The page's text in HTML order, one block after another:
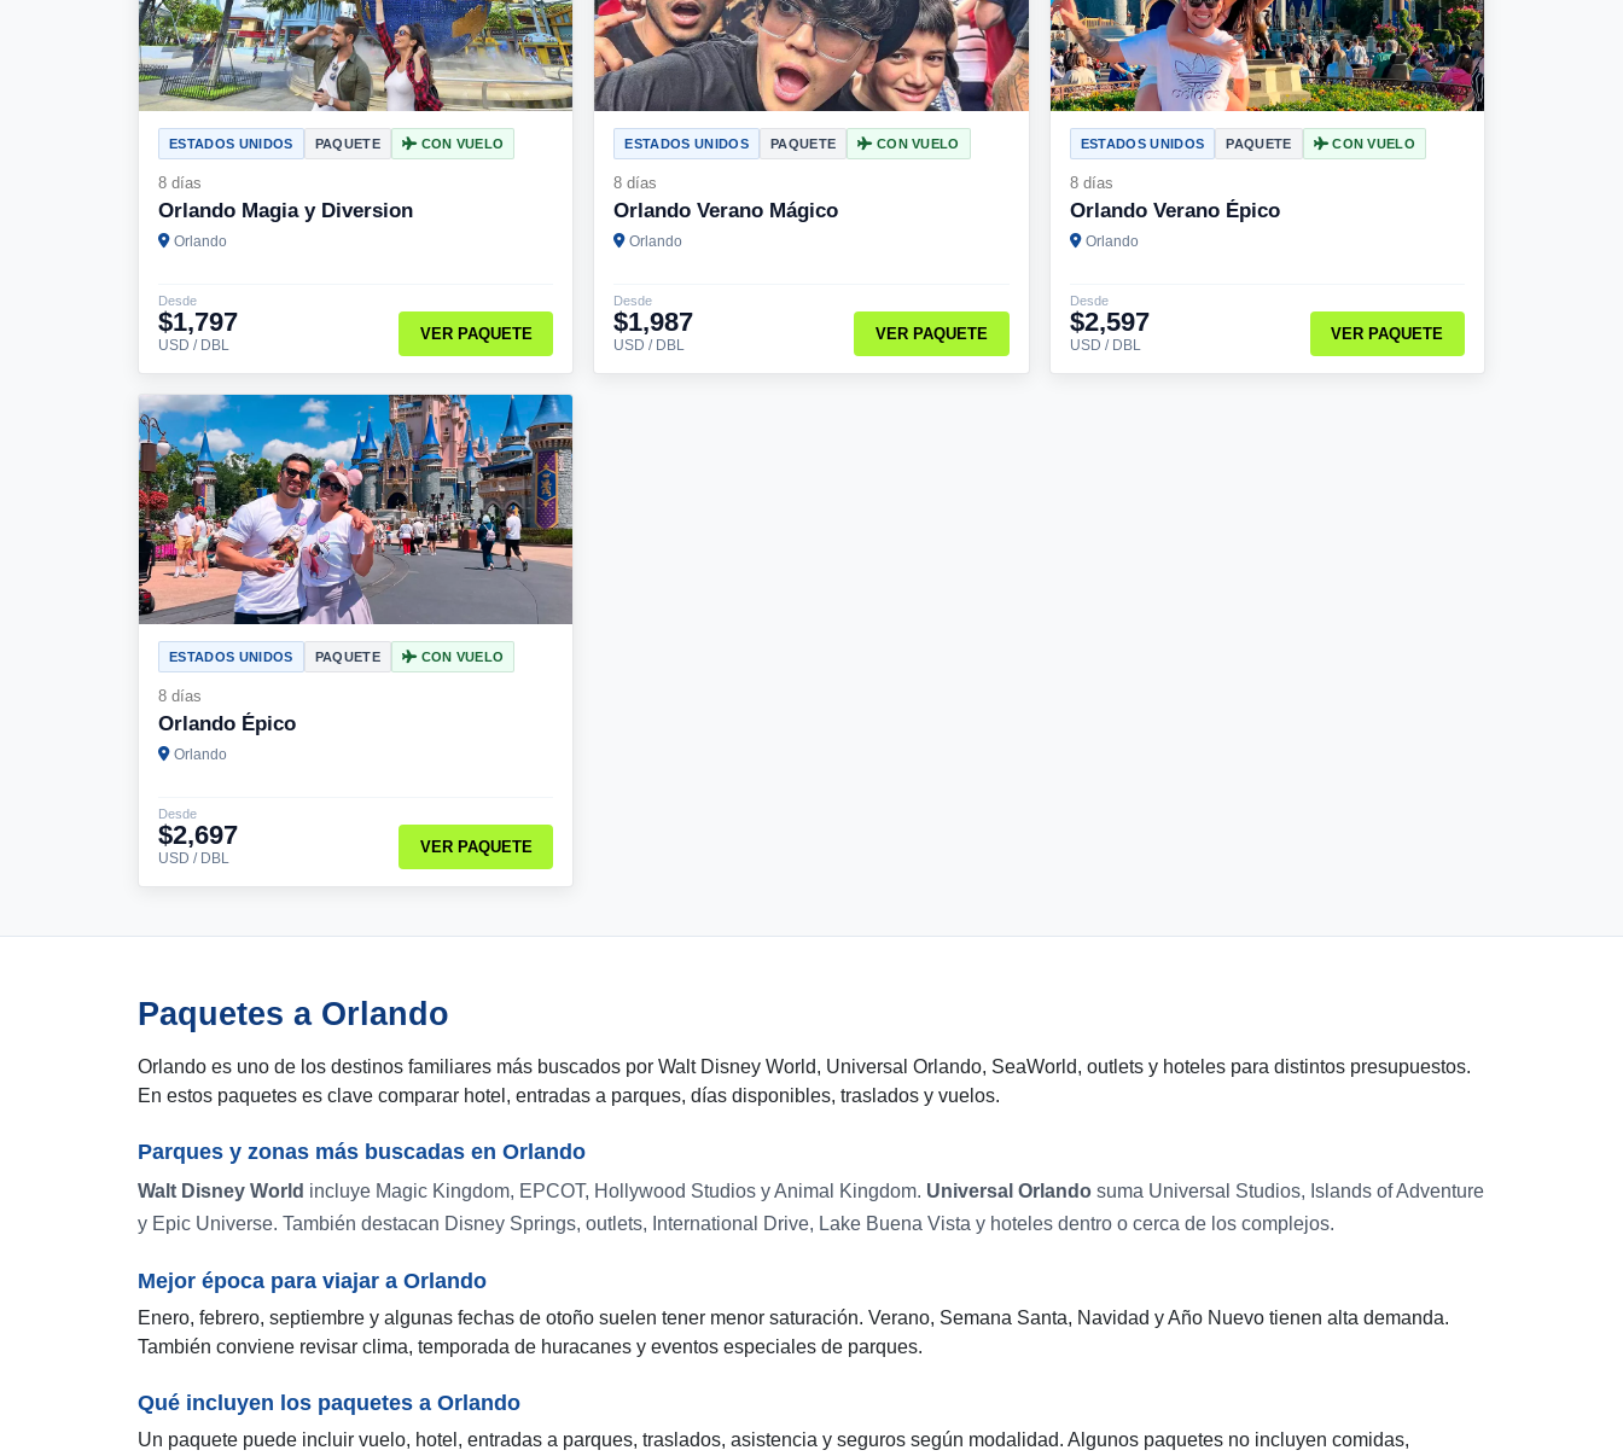
ESTADOS UNIDOS PAQUETE CON VUELO
8 días
Orlando Magia y Diversion
Orlando
Desde
$1,797
USD / DBL
VER PAQUETE
ESTADOS UNIDOS PAQUETE CON VUELO
8 días
Orlando Verano Mágico
Orlando
Desde
$1,987
USD / DBL
VER PAQUETE
ESTADOS UNIDOS PAQUETE CON VUELO
8 días
Orlando Verano Épico
Orlando
Desde
$2,597
USD / DBL
VER PAQUETE
ESTADOS UNIDOS PAQUETE CON VUELO
8 días
Orlando Épico
Orlando
Desde
$2,697
USD / DBL
VER PAQUETE
Paquetes a Orlando
Orlando es uno de los destinos familiares más buscados por Walt Disney World, Universal Orlando, SeaWorld, outlets y hoteles para distintos presupuestos.
En estos paquetes es clave comparar hotel, entradas a parques, días disponibles, traslados y vuelos.
Parques y zonas más buscadas en Orlando
Walt Disney World incluye Magic Kingdom, EPCOT, Hollywood Studios y Animal Kingdom. Universal Orlando suma Universal Studios, Islands of Adventure
y Epic Universe. También destacan Disney Springs, outlets, International Drive, Lake Buena Vista y hoteles dentro o cerca de los complejos.
Mejor época para viajar a Orlando
Enero, febrero, septiembre y algunas fechas de otoño suelen tener menor saturación. Verano, Semana Santa, Navidad y Año Nuevo tienen alta demanda.
También conviene revisar clima, temporada de huracanes y eventos especiales de parques.
Qué incluyen los paquetes a Orlando
Un paquete puede incluir vuelo, hotel, entradas a parques, traslados, asistencia y seguros según modalidad. Algunos paquetes no incluyen comidas,